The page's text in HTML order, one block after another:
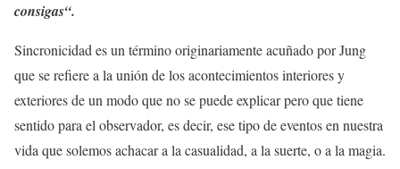
consigas“.
Sincronicidad es un término originariamente acuñado por Jung
que se refiere a la unión de los acontecimientos interiores y
exteriores de un modo que no se puede explicar pero que tiene
sentido para el observador, es decir, ese tipo de eventos en nuestra
vida que solemos achacar a la casualidad, a la suerte, o a la magia.